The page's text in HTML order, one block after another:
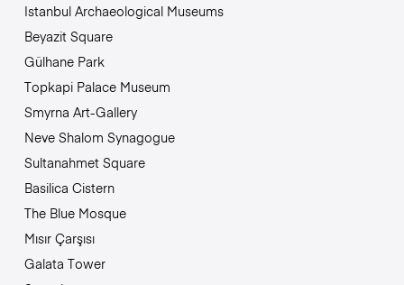
Istanbul Archaeological Museums
Beyazit Square
Gülhane Park
Topkapi Palace Museum
Smyrna Art-Gallery
Neve Shalom Synagogue
Sultanahmet Square
Basilica Cistern
The Blue Mosque
Mısır Çarşısı
Galata Tower